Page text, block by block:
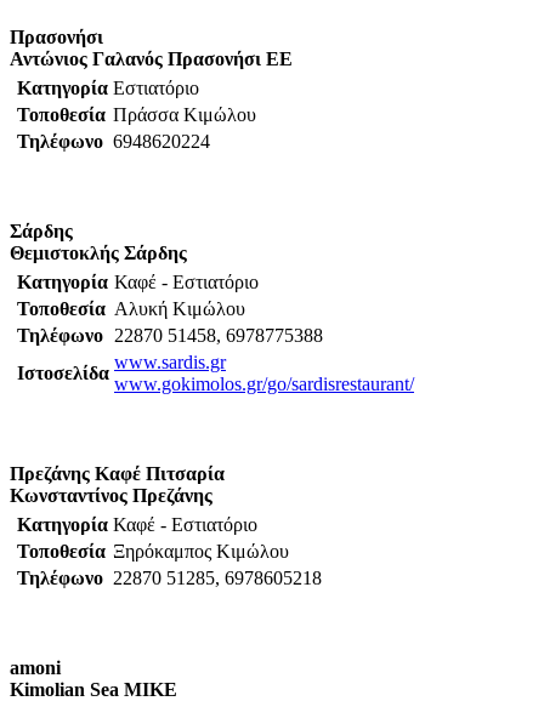
Πρασονήσι
Αντώνιος Γαλανός Πρασονήσι ΕΕ
Κατηγορία Εστιατόριο
Τοποθεσία Πράσσα Κιμώλου
Τηλέφωνο 6948620224
Σάρδης
Θεμιστοκλής Σάρδης
Κατηγορία Καφέ - Εστιατόριο
Τοποθεσία Αλυκή Κιμώλου
Τηλέφωνο 22870 51458, 6978775388
Ιστοσελίδα
www.sardis.gr
www.gokimolos.gr/go/sardisrestaurant/
Πρεζάνης Καφέ Πιτσαρία
Κωνσταντίνος Πρεζάνης
Κατηγορία Καφέ - Εστιατόριο
Τοποθεσία Ξηρόκαμπος Κιμώλου
Τηλέφωνο 22870 51285, 6978605218
amoni
Kimolian Sea MIKE